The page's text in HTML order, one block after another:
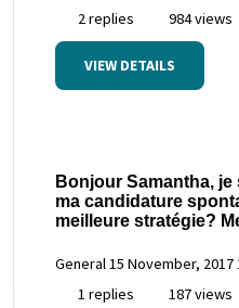
2 replies
984 views
VIEW DETAILS
Bonjour Samantha,
ma candidature
meilleure stratégie?
General15 November, 2017
1 replies
187 views